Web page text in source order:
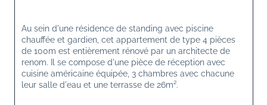
Au sein d'une résidence de standing avec piscine
chauffée et gardien, cet appartement de type 4 pièces
de 100m est entièrement rénové par un architecte de
renom. Il se compose d'une pièce de réception avec
cuisine américaine équipée, 3 chambres avec chacune
leur salle d'eau et une terrasse de 26m².